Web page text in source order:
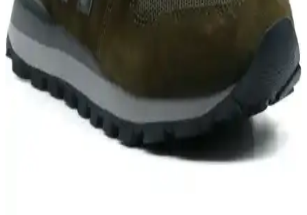
Nike Air Monarch IV erkek spor ayakkabısı, dayanıklı deri ve
konforlu tasarımıyla günlük ve spor aktivitelerinde ideal, şık ve
ergonomik bir seçenek sunar.
Adidas Strutter Erkek Günlük Spor Ayakkabısı
İncelemesi ve Kullanıcı Yorumları
Adidas Strutter erkek spor ayakkabısı, şık tasarımı ve rahat
kullanımıyla öne çıkarken, kalite ve dayanıklılık konularında dikkatli
olunması gereken bir modeldir. Kullanıcılar, konfor ve estetik
açısından memnuniyetlerini dile getiriyor.
Ghattix Berlinetta Erkek Günlük Spor Ayakkabısı